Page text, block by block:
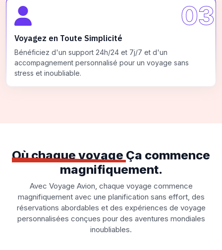
03
Voyagez en Toute Simplicité
Bénéficiez d'un support 24h/24 et 7j/7 et d'un
accompagnement personnalisé pour un voyage sans
stress et inoubliable.
Où chaque voyage Ça commence
magnifiquement.
Avec Voyage Avion, chaque voyage commence
magnifiquement avec une planification sans effort, des
réservations abordables et des expériences de voyage
personnalisées conçues pour des aventures mondiales
inoubliables.